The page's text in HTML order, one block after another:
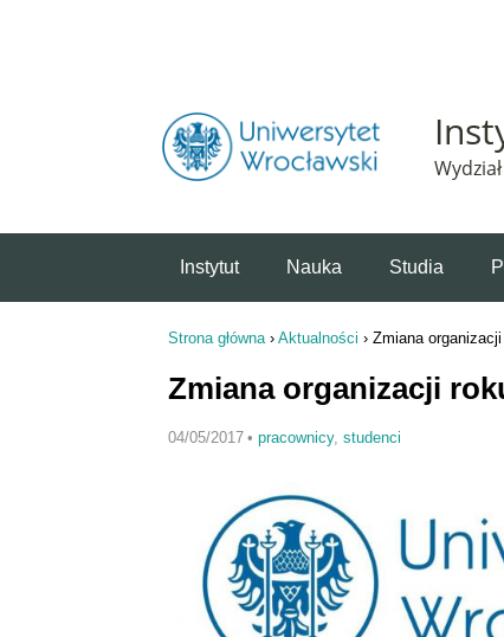
Instytut Nauka Studia
Strona główna› Aktualności › Zmiana
Zmiana organizacji
04/05/2017 • pracownicy, studenci